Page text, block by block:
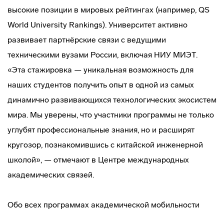
высокие позиции в мировых рейтингах (например, QS
World University Rankings). Университет активно
развивает партнёрские связи с ведущими
техническими вузами России, включая НИУ МИЭТ.
«Эта стажировка — уникальная возможность для
наших студентов получить опыт в одной из самых
динамично развивающихся технологических экосистем
мира. Мы уверены, что участники программы не только
углубят профессиональные знания, но и расширят
кругозор, познакомившись с китайской инженерной
школой», — отмечают в Центре международных
академических связей.
Обо всех программах академической мобильности